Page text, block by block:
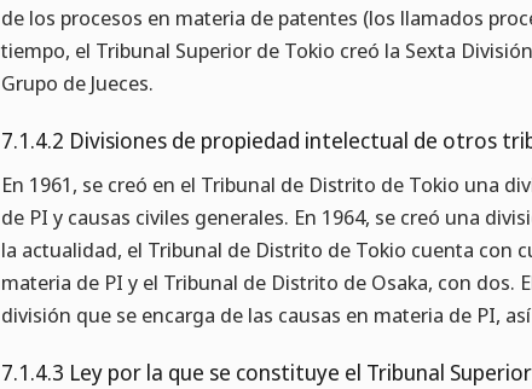
de los procesos en materia de patentes (los llamados
tiempo, el Tribunal Superior de Tokio creó la Sexta
Grupo de Jueces.
7.1.4.2 Divisiones de propiedad intelectual de otros
En 1961, se creó en el Tribunal de Distrito de Tokio una
de PI y causas civiles generales. En 1964, se creó una
la actualidad, el Tribunal de Distrito de Tokio cuenta con
materia de PI y el Tribunal de Distrito de Osaka, con dos.
división que se encarga de las causas en materia de PI,
7.1.4.3 Ley por la que se constituye el Tribunal